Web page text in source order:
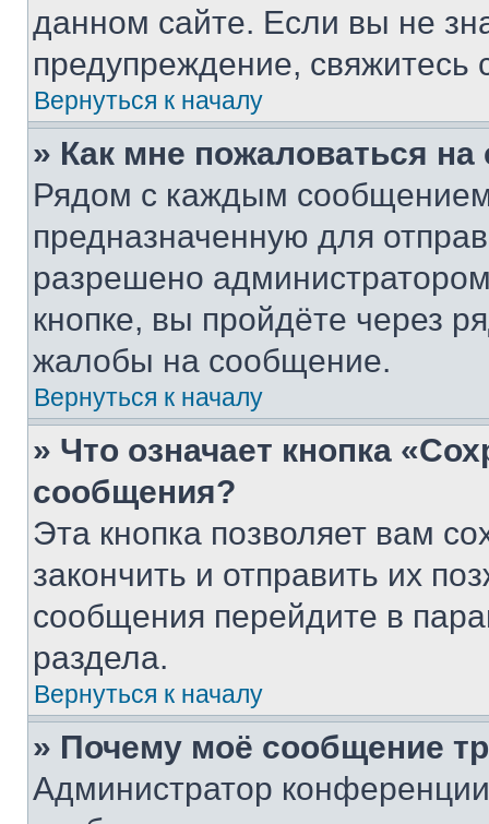
данном сайте. Если вы не
предупреждение,
Вернуться к началу
» Как мне пожаловаться
Рядом с каждым сообщением
предназначенную для
разрешено
кнопке, вы пройдёте через
жалобы на сообщение.
Вернуться к началу
» Что означает кнопка
сообщения?
Эта кнопка позволяет вам
закончить и отправить их
сообщения перейдите в
раздела.
Вернуться к началу
» Почему моё сообщение
Администратор